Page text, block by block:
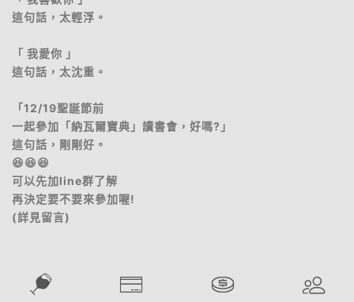
這句話，太輕浮。
「 我愛你 」
這句話，太沈重。
「12/19聖誕節前
一起參加「納瓦爾寶典」讀書會，好嗎?」
這句話，剛剛好。
😆😆😆
可以先加line群了解
再決定要不要來參加喔!
(詳見留言)